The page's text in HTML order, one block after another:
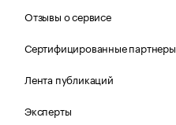
Отзывы о сервисе
Сертифицированные партнеры
Лента публикаций
Эксперты